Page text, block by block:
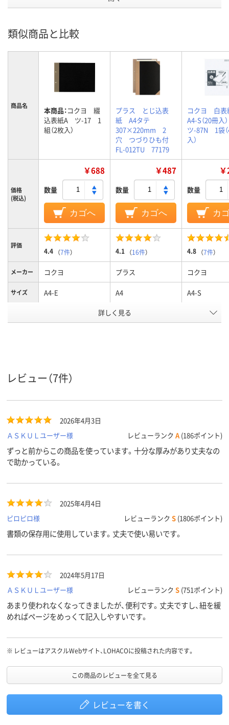
類似商品と比較
商品名 本商品：コクヨ 綴
込表紙A ツ-17 1
組（2枚入）
プラス とじ込表
紙 A4タテ
307×220mm 2
穴 つづりひも付
FL-012TU 77179
コクヨ 白
A4-S（20冊
ツ-87N 1袋
入）
価格
(税込)
￥688
数量
カゴへ
￥487
数量
カゴへ
数量
カ
評価
4.4 （7件） 4.1 （16件） 4.8 （7件）
メーカー コクヨ プラス コクヨ
サイズ A4-E A4 A4-S
2
詳しく見る
レビュー（7件）
2026年4月3日
ＡＳＫＵＬユーザー様
レビューランク A (186ポイント)
ずっと前からこの商品を使っています。十分な厚みがあり丈夫なの
で助かっている。
2025年4月4日
ピロピロ様
レビューランク S (1806ポイント)
書類の保存用に使用しています。丈夫で使い易いです。
2024年5月17日
ＡＳＫＵＬユーザー様
レビューランク S (751ポイント)
あまり使われなくなってきましたが、便利です。丈夫ですし、紐を緩
めればページをめっくて記入しやすいです。
※ レビューはアスクルWebサイト、LOHACOに投稿された内容です。
この商品のレビューを全て見る
レビューを書く